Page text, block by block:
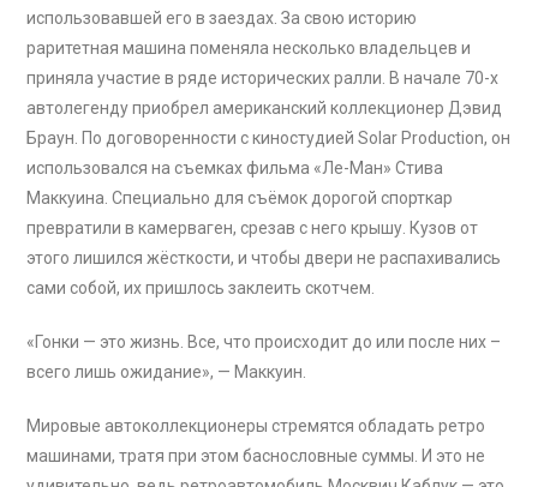
использовавшей его в заездах. За свою историю
раритетная машина поменяла несколько владельцев и
приняла участие в ряде исторических ралли. В начале 70-х
автолегенду приобрел американский коллекционер Дэвид
Браун. По договоренности с киностудией Solar Production, он
использовался на съемках фильма «Ле-Ман» Стива
Маккуина. Специально для съёмок дорогой спорткар
превратили в камерваген, срезав с него крышу. Кузов от
этого лишился жёсткости, и чтобы двери не распахивались
сами собой, их пришлось заклеить скотчем.
«Гонки — это жизнь. Все, что происходит до или после них –
всего лишь ожидание», — Маккуин.
Мировые автоколлекционеры стремятся обладать ретро
машинами, тратя при этом баснословные суммы. И это не